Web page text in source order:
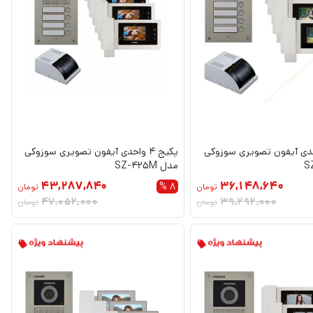
4 واحدی آیفون تصویری سوزوکی
36,148,640 تومان
39,292,000 تومان
پکیج 4 واحدی آیفون تصویری سوزوکی
مدل SZ-425M
8 %
43,287,840 تومان
47,052,000 تومان